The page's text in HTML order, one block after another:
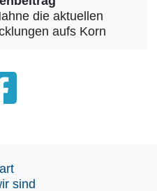
die aktuellen
aufs Korn
sind